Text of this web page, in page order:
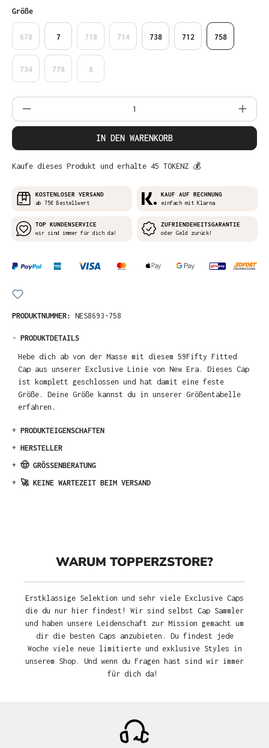
Größeauswählen
678 7 718 714 738 712 758
734 778 8
Produkt Anzahl: Gib den gewünschten
IN DEN WARENKORB
Kaufe dieses Produkt und erhalte 45 TOKENZ 💰
KOSTENLOSER VERSAND
ab 75€ Bestellwert
KAUF AUF RECHNUNG
einfach mit Klarna
TOP KUNDENSERVICE
wir sind immer für dich da!
ZUFRIENDEHEITSGARANTIE
oder Geld zurück!
PRODUKTNUMMER: NES8693-758
- PRODUKTDETAILS
Hebe dich ab von der Masse mit diesem 59Fifty Fitted
Cap aus unserer Exclusive Linie von New Era. Dieses Cap
ist komplett geschlossen und hat damit eine feste
Größe. Deine Größe kannst du in unserer Größentabelle
erfahren.
+ PRODUKTEIGENSCHAFTEN
+ HERSTELLER
+ 🤠 GRÖSSENBERATUNG
+ 🚀 KEINE WARTEZEIT BEIM VERSAND
WARUM TOPPERZSTORE?
Erstklassige Selektion und sehr viele Exclusive Caps
die du nur hier findest! Wir sind selbst Cap Sammler
und haben unsere Leidenschaft zur Mission gemacht um
dir die besten Caps anzubieten. Du findest jede
Woche viele neue limitierte und exklusive Styles in
unserem Shop. Und wenn du Fragen hast sind wir immer
für dich da!